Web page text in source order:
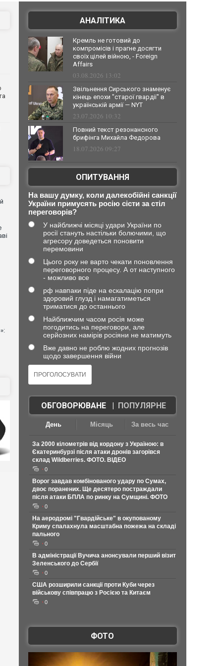
АНАЛІТИКА
Кремль не готовий до
компромісів і прагне досягти
своїх цілей війною, - Foreign
Affairs
03.08.2026 13:02
Звільнення Сирського знаменує
кінець епохи "старої гвардії" в
українській армії — NYT
23.07.2026 10:32
Повний текст резонансного
брифінга Михайла Федорова
18.07.2026 09:27
ОПИТУВАННЯ
На вашу думку, коли далекобійні санкції
України примусять росію сісти за стіл
переговорів?
У найближчі місяці удари України по
росії стануть настільки болючими, що
агресору доведеться поновити
перемовини
Цього року не варто чекати поновлення
переговорного процесу. А от наступного
- можливо все
рф навпаки піде на ескалацію попри
здоровий глузд і намагатиметься
триматися до останнього
Найближчим часом росія може
погодитись на переговори, але
серйозних намірів росіяни не матимуть
Вже давно не роблю жодних прогнозів
щодо завершення війни
ОБГОВОРЮВАНЕ| ПОПУЛЯРНЕ
День Місяць За весь час
За 2000 кілометрів від кордону з Україною: в
Єкатеринбурзі після атаки дронів загорівся
склад Wildberries. ФОТО. ВІДЕО
0
Ворог завдав комбінованого удару по Сумах,
двоє поранених. Ще десятеро постраждали
після атаки БПЛА по ринку на Сумщині. ФОТО
0
На аеродромі "Гвардійське" в окупованому
Криму спалахнула масштабна пожежа на складі
пального
0
В адміністрації Вучича анонсували перший візит
Зеленського до Сербії
0
США розширили санкції проти Куби через
військову співпрацю з Росією та Китаєм
0
ФОТО